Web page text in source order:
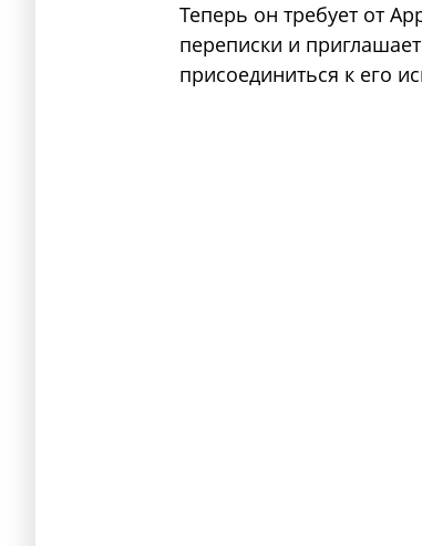
Теперь он требует от
переписки и
присоединиться к его